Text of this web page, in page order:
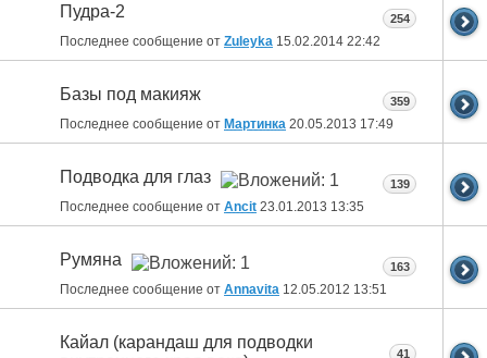
Пудра-2
Последнее сообщение от Zuleyka 15.02.2014 22:42
254
Базы под макияж
Последнее сообщение от Мартинка 20.05.2013 17:49
359
Подводка для глаз
Последнее сообщение от Ancit 23.01.2013 13:35
139
Румяна
Последнее сообщение от Annavita 12.05.2012 13:51
163
Кайал (карандаш для подводки
41